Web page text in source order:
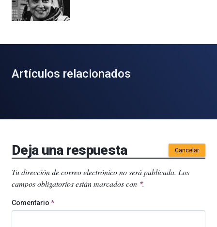
Artículos relacionados
Deja una respuesta Cancelar
Tu dirección de correo electrónico no será publicada. Los
campos obligatorios están marcados con *.
Comentario *